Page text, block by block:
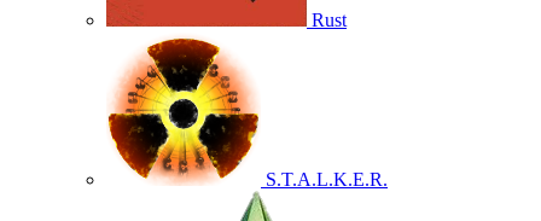
Rust
S.T.A.L.K.E.R.